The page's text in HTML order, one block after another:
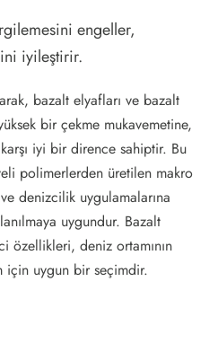
engeller,
iyileştirir.
bazalt elyafları ve bazalt
bir çekme mukavemetine,
iyi bir dirence sahiptir. Bu
polimerlerden üretilen makro
denizcilik uygulamalarına
uygundur. Bazalt
özellikleri, deniz ortamının
için uygun bir seçimdir.